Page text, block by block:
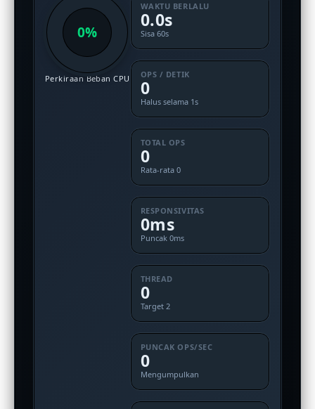
0%
Perkiraan Beban CPU
WAKTU BERLALU
0.0s
Sisa 60s
OPS / DETIK
0
Halus selama 1s
TOTAL OPS
0
Rata-rata 0
RESPONSIVITAS
0ms
Puncak 0ms
THREAD
0
Target 2
PUNCAK OPS/SEC
0
Mengumpulkan